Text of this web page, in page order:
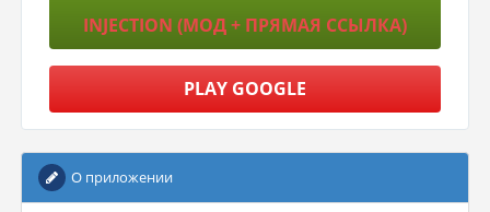
INJECTION (МОД + ПРЯМАЯ ССЫЛКА)
PLAY GOOGLE
О приложении